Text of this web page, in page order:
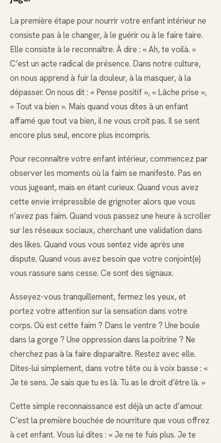
La première étape pour nourrir votre enfant intérieur ne
consiste pas à le changer, à le guérir ou à le faire taire.
Elle consiste à le reconnaître. À dire : « Ah, te voilà. »
C’est un acte radical de présence. Dans notre culture,
on nous apprend à fuir la douleur, à la masquer, à la
dépasser. On nous dit : « Pense positif », « Lâche prise »,
« Tout va bien ». Mais quand vous dites à un enfant
affamé que tout va bien, il ne vous croit pas. Il se sent
encore plus seul, encore plus incompris.
Pour reconnaître votre enfant intérieur, commencez par
observer les moments où la faim se manifeste. Pas en
vous jugeant, mais en étant curieux. Quand vous avez
cette envie irrépressible de grignoter alors que vous
n’avez pas faim. Quand vous passez une heure à scroller
sur les réseaux sociaux, cherchant une validation dans
des likes. Quand vous vous sentez vide après une
dispute. Quand vous avez besoin que votre conjoint(e)
vous rassure sans cesse. Ce sont des signaux.
Asseyez-vous tranquillement, fermez les yeux, et
portez votre attention sur la sensation dans votre
corps. Où est cette faim ? Dans le ventre ? Une boule
dans la gorge ? Une oppression dans la poitrine ? Ne
cherchez pas à la faire disparaître. Restez avec elle.
Dites-lui simplement, dans votre tête ou à voix basse : «
Je te sens. Je sais que tu es là. Tu as le droit d’être là. »
Cette simple reconnaissance est déjà un acte d’amour.
C’est la première bouchée de nourriture que vous offrez
à cet enfant. Vous lui dites : « Je ne te fuis plus. Je te